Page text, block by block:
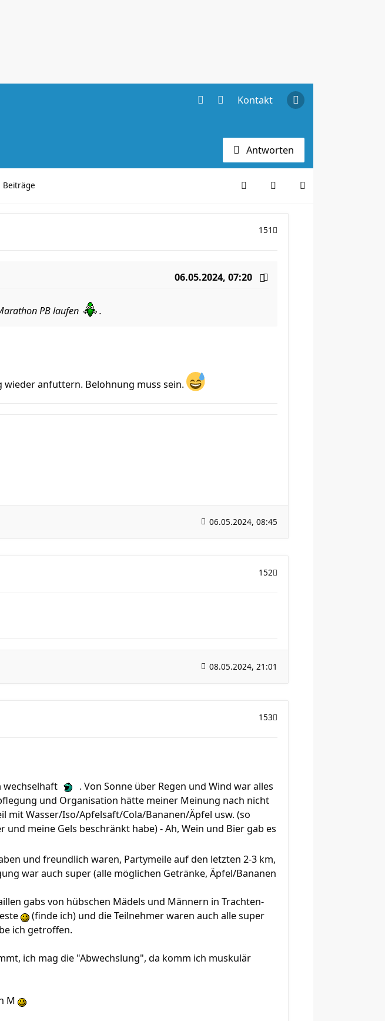
Kontakt
Antworten
Beiträge
151
06.05.2024, 07:20
PB laufen .
wieder anfuttern. Belohnung muss sein.
06.05.2024, 08:45
152
08.05.2024, 21:01
153
wechselhaft
. Von Sonne über Regen und Wind war alles
und Organisation hätte meiner Meinung nach nicht
mit Wasser/Iso/Apfelsaft/Cola/Bananen/Äpfel usw. (so
meine Gels beschränkt habe) - Ah, Wein und Bier gab es
und freundlich waren, Partymeile auf den letzten 2-3 km,
war auch super (alle möglichen Getränke, Äpfel/Bananen
gabs von hübschen Mädels und Männern in Trachten-
(finde ich) und die Teilnehmer waren auch alle super
ich getroffen.
ich mag die "Abwechslung", da komm ich muskulär
M